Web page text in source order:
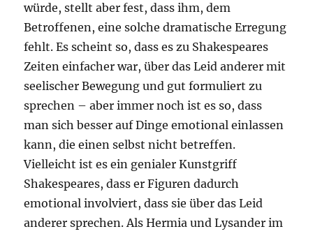
würde, stellt aber fest, dass ihm, dem
Betroffenen, eine solche dramatische Erregung
fehlt. Es scheint so, dass es zu Shakespeares
Zeiten einfacher war, über das Leid anderer mit
seelischer Bewegung und gut formuliert zu
sprechen – aber immer noch ist es so, dass
man sich besser auf Dinge emotional einlassen
kann, die einen selbst nicht betreffen.
Vielleicht ist es ein genialer Kunstgriff
Shakespeares, dass er Figuren dadurch
emotional involviert, dass sie über das Leid
anderer sprechen. Als Hermia und Lysander im